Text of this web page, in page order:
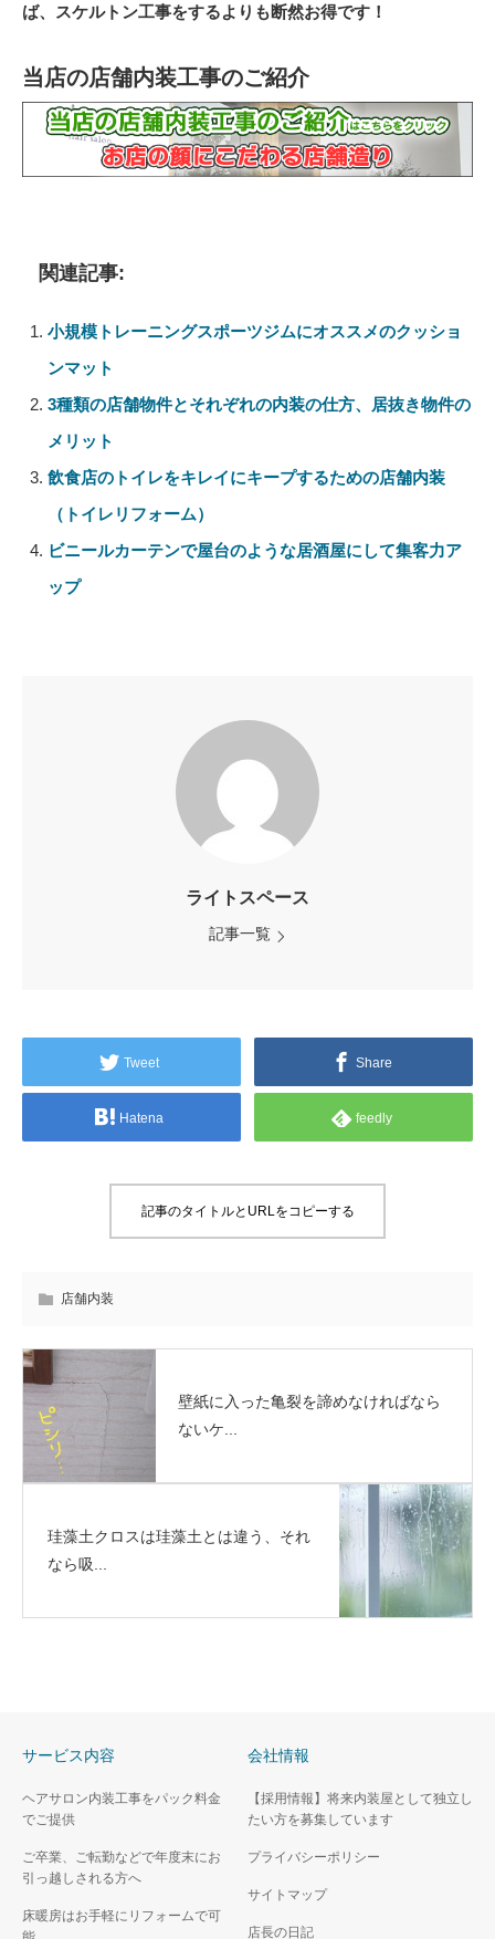
ば、スケルトン工事をするよりも断然お得です！
当店の店舗内装工事のご紹介
関連記事:
小規模トレーニングスポーツジムにオススメのクッショ
ンマット
3種類の店舗物件とそれぞれの内装の仕方、居抜き物件の
メリット
飲食店のトイレをキレイにキープするための店舗内装
（トイレリフォーム）
ビニールカーテンで屋台のような居酒屋にして集客力ア
ップ
ライトスペース
記事一覧
Tweet Share
Hatena feedly
記事のタイトルとURLをコピーする
店舗内装
壁紙に入った亀裂を諦めなければなら
ないケ...
珪藻土クロスは珪藻土とは違う、それ
なら吸...
サービス内容
ヘアサロン内装工事をパック料金
でご提供
ご卒業、ご転勤などで年度末にお
引っ越しされる方へ
床暖房はお手軽にリフォームで可
会社情報
【採用情報】将来内装屋として独立し
たい方を募集しています
プライバシーポリシー
サイトマップ
店長の日記